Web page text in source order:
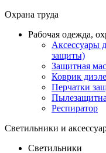
Охрана труда
Рабочая одежда,
Аксессуары
защиты)
Защитная
Коврик
Перчатки
Респиратор
Светильники и
Светильники